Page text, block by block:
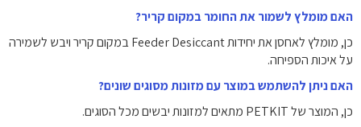
האם מומלץ לשמור את החומר במקום קריר?
כן, מומלץ לאחסן את יחידות Feeder Desiccant במקום קריר ויבש לשמירה
על איכות הספיחה.
האם ניתן להשתמש במוצר עם מזונות מסוגים שונים?
כן, המוצר של PETKIT מתאים למזונות יבשים מכל הסוגים.